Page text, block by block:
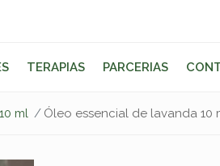
TERAPIAS PARCERIAS
ml Óleo essencial de lavanda 10